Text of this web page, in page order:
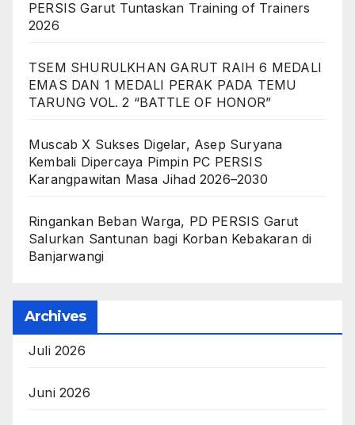
PERSIS Garut Tuntaskan Training of Trainers
2026
TSEM SHURULKHAN GARUT RAIH 6 MEDALI
EMAS DAN 1 MEDALI PERAK PADA TEMU
TARUNG VOL. 2 “BATTLE OF HONOR”
Muscab X Sukses Digelar, Asep Suryana
Kembali Dipercaya Pimpin PC PERSIS
Karangpawitan Masa Jihad 2026–2030
Ringankan Beban Warga, PD PERSIS Garut
Salurkan Santunan bagi Korban Kebakaran di
Banjarwangi
Archives
Juli 2026
Juni 2026